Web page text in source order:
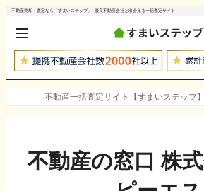
不動産売却・査定なら「すまいステップ」- 優良不動産会社と出会える一括査定サイト
不動産一括査定サイト【すまいステップ】
不動産の窓口 株